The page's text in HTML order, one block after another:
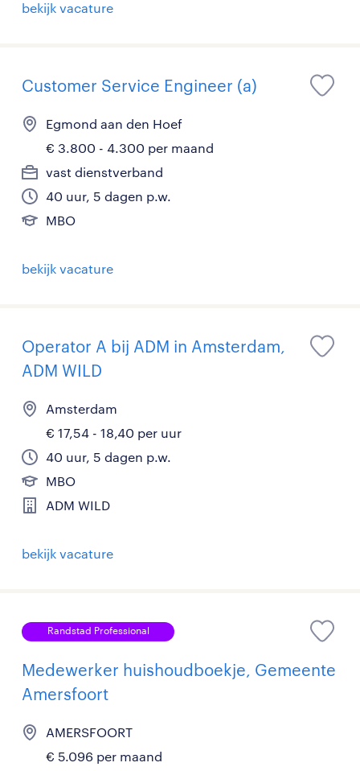
bekijk vacature
Customer Service Engineer (a)
Egmond aan den Hoef
€ 3.800 - 4.300 per maand
vast dienstverband
40 uur, 5 dagen p.w.
MBO
bekijk vacature
Operator A bij ADM in Amsterdam,
ADM WILD
Amsterdam
€ 17,54 - 18,40 per uur
40 uur, 5 dagen p.w.
MBO
ADM WILD
bekijk vacature
Randstad Professional
Medewerker huishoudboekje, Gemeente
Amersfoort
AMERSFOORT
€ 5.096 per maand